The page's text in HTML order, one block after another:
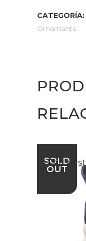
CATEGORÍA:
Ornamante
SOLD
OUT
Out of